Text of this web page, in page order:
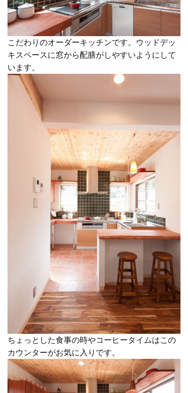
こだわりのオーダーキッチンです。ウッドデッ
キスペースに窓から配膳がしやすいようにして
います。
ちょっとした食事の時やコーヒータイムはこの
カウンターがお気に入りです。